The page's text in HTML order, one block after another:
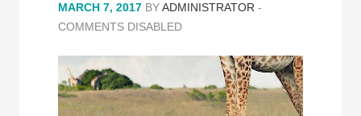
MARCH 7, 2017 BYADMINISTRATOR -
COMMENTS DISABLED